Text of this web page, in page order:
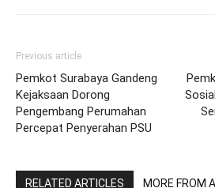
Previous article
Pemkot Surabaya Gandeng
Kejaksaan Dorong
Pengembang Perumahan
Percepat Penyerahan PSU
RELATED ARTICLES MORE FROM